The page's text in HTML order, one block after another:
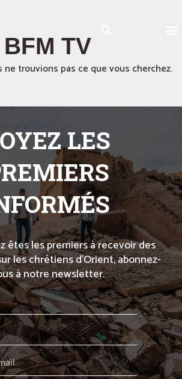
BFM TV
ne trouvions pas ce que vous cherchez.
LES
êtes les premiers à recevoir des
les chrétiens d’Orient, abonnez-
à notre newsletter.